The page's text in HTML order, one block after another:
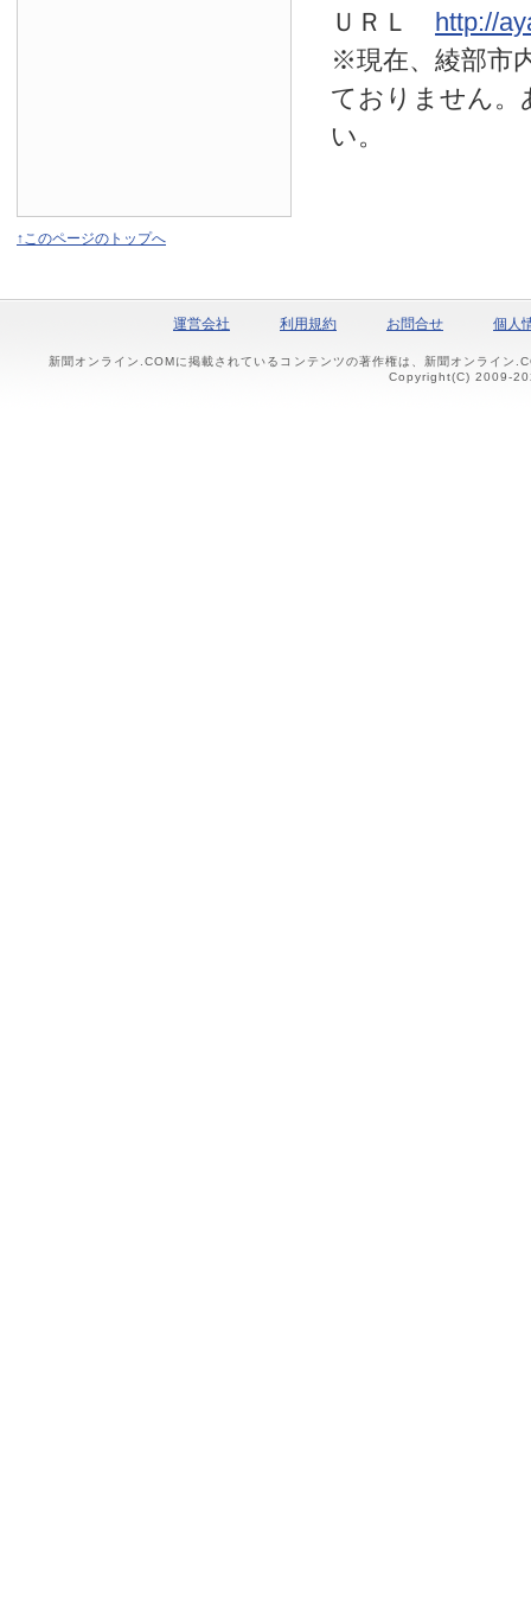
ＵＲＬ http://
※現在、綾部市
ておりません。
い。
↑このページのトップへ
運営会社 利用規約 お問合せ 個人
新聞オンライン.COMに掲載されているコンテンツの著作権は、新聞オンライン
Copyright(C) 2009-